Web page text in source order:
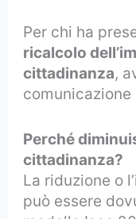
Per chi ha
ricalcolo
cittadinanza,
comunicazione
Perché
cittadinanza?
La riduzione o
può essere